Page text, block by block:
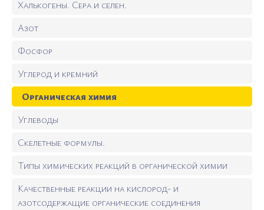
Халькогены. Сера и селен.
Азот
Фосфор
Углерод и кремний
Органическая химия
Углеводы
Скелетные формулы.
Типы химических реакций в органической химии
Качественные реакции на кислород- и
азотсодержащие органические соединения